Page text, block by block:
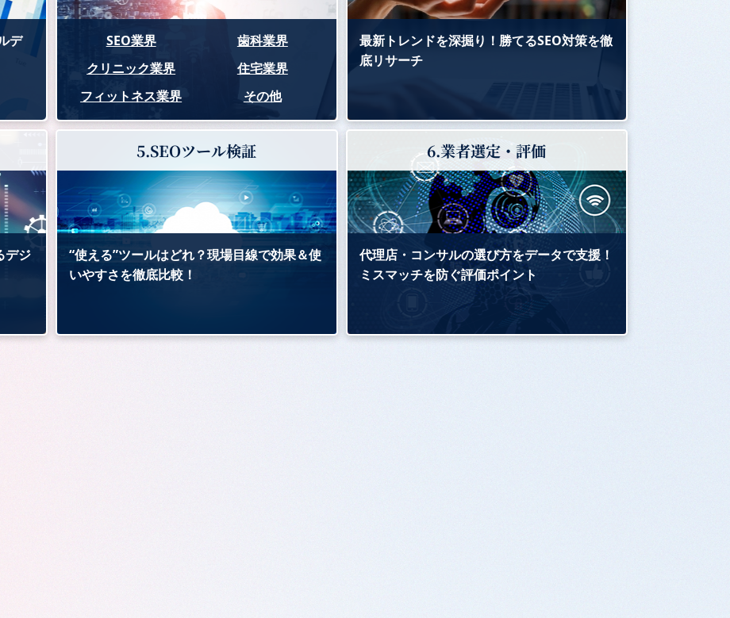
デ
SEO業界
歯科業界
クリニック業界
住宅業界
フィットネス業界
その他
最新トレンドを深掘り！勝てるSEO対策を徹
底リサーチ
デジ
5.SEOツール検証
“使える”ツールはどれ？現場目線で効果＆使
いやすさを徹底比較！
6.業者選定・評価
代理店・コンサルの選び方をデータで支援！
ミスマッチを防ぐ評価ポイント